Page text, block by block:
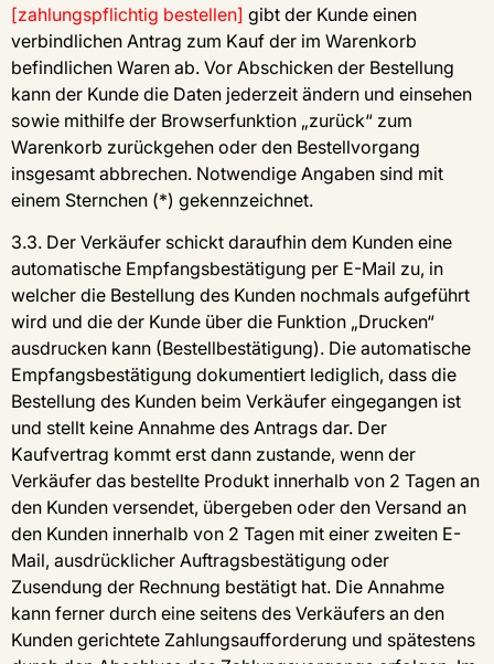
[zahlungspflichtig bestellen] gibt der Kunde einen
verbindlichen Antrag zum Kauf der im Warenkorb
befindlichen Waren ab. Vor Abschicken der Bestellung
kann der Kunde die Daten jederzeit ändern und einsehen
sowie mithilfe der Browserfunktion „zurück“ zum
Warenkorb zurückgehen oder den Bestellvorgang
insgesamt abbrechen. Notwendige Angaben sind mit
einem Sternchen (*) gekennzeichnet.
3.3. Der Verkäufer schickt daraufhin dem Kunden eine
automatische Empfangsbestätigung per E-Mail zu, in
welcher die Bestellung des Kunden nochmals aufgeführt
wird und die der Kunde über die Funktion „Drucken“
ausdrucken kann (Bestellbestätigung). Die automatische
Empfangsbestätigung dokumentiert lediglich, dass die
Bestellung des Kunden beim Verkäufer eingegangen ist
und stellt keine Annahme des Antrags dar. Der
Kaufvertrag kommt erst dann zustande, wenn der
Verkäufer das bestellte Produkt innerhalb von 2 Tagen an
den Kunden versendet, übergeben oder den Versand an
den Kunden innerhalb von 2 Tagen mit einer zweiten E-
Mail, ausdrücklicher Auftragsbestätigung oder
Zusendung der Rechnung bestätigt hat. Die Annahme
kann ferner durch eine seitens des Verkäufers an den
Kunden gerichtete Zahlungsaufforderung und spätestens